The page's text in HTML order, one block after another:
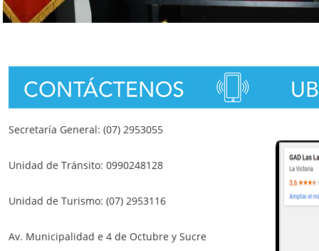
Secretaría General: (07) 2953055
Unidad de Tránsito: 0990248128
Unidad de Turismo: (07) 2953116
Av. Municipalidad e 4 de Octubre y Sucre